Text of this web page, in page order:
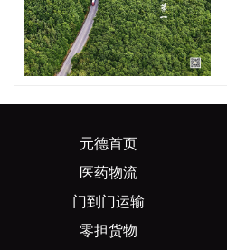
元德首页
医药物流
门到门运输
零担货物